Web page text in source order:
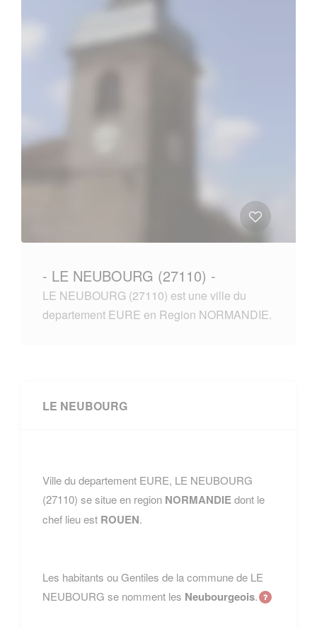
- LE NEUBOURG (27110) -
LE NEUBOURG (27110) est une ville du
departement EURE en Region NORMANDIE.
LE NEUBOURG
Ville du departement EURE, LE NEUBOURG
(27110) se situe en region NORMANDIEdont le
chef lieu est ROUEN.
Les habitants ou Gentiles de la commune de LE
NEUBOURG se nomment les Neubourgeois.